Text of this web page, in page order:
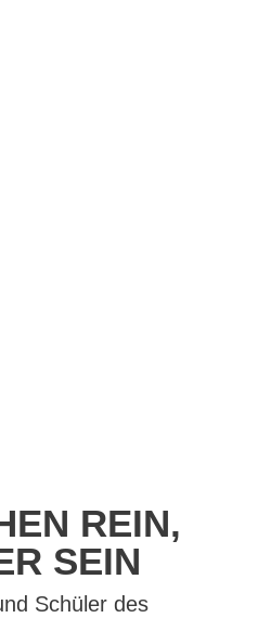
REIN,
SEIN
Schüler des